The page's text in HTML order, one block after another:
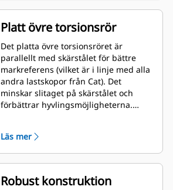
Platt övre torsionsrör
Det platta övre torsionsröret är
parallellt med skärstålet för bättre
markreferens (vilket är i linje med alla
andra lastskopor från Cat). Det
minskar slitaget på skärstålet och
förbättrar hyvlingsmöjligheterna.
Läs mer
Robust konstruktion